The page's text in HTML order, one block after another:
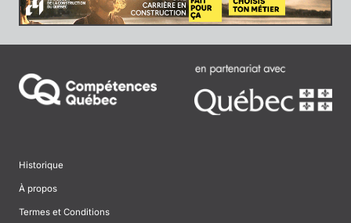
Historique
À propos
Termes et Conditions